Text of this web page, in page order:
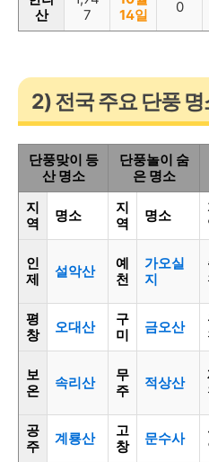
산
7
14일
0
2) 전국 주요 단풍 명
단풍맞이 등
산 명소
단풍놀이 숨
은 명소
지
역
명소
지
역
명소
인
제
설악산
예
천
가오실
지
평
창
오대산
구
미
금오산
보
온
속리산
무
주
적상산
공
주
계룡산
고
창
문수사